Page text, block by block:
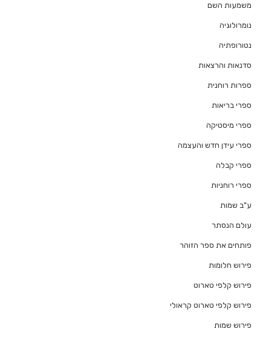
משמעות השם
נומרולוגיה
נטורופתיה
סדנאות והרצאות
ספרות רוחנית
ספרי בריאות
ספרי מיסטיקה
ספרי עידן חדש והעצמה
ספרי קבלה
ספרי רוחניות
ע"ב שמות
עולם הנסתר
פותחים את ספר הזוהר
פירוש חלומות
פירוש קלפי טארוט
פירוש קלפי טארוט קראולי
פירוש שמות